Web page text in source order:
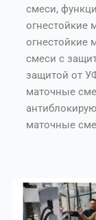
смеси,
огнестойкие
огнестойкие
смеси с
защитой от
маточные
маточные